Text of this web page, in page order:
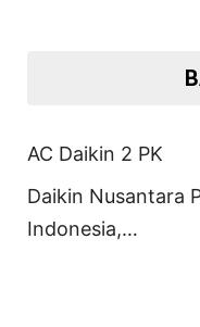
AC Daikin 2 PK
Daikin Nusantara
Indonesia,…